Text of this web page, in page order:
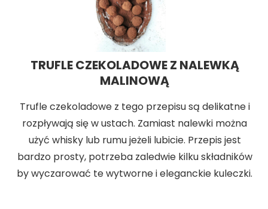
TRUFLE CZEKOLADOWE Z NALEWKĄ
MALINOWĄ
Trufle czekoladowe z tego przepisu są delikatne i
rozpływają się w ustach. Zamiast nalewki można
użyć whisky lub rumu jeżeli lubicie. Przepis jest
bardzo prosty, potrzeba zaledwie kilku składników
by wyczarować te wytworne i eleganckie kuleczki.